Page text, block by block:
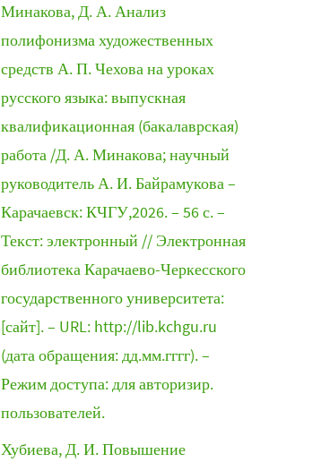
Минакова, Д. А. Анализ
полифонизма художественных
средств А. П. Чехова на уроках
русского языка: выпускная
квалификационная (бакалаврская)
работа /Д. А. Минакова; научный
руководитель А. И. Байрамукова –
Карачаевск: КЧГУ,2026. – 56 с. –
Текст: электронный // Электронная
библиотека Карачаево-Черкесского
государственного университета:
[сайт]. – URL: http://lib.kchgu.ru
(дата обращения: дд.мм.гггг). –
Режим доступа: для авторизир.
пользователей.
Хубиева, Д. И. Повышение